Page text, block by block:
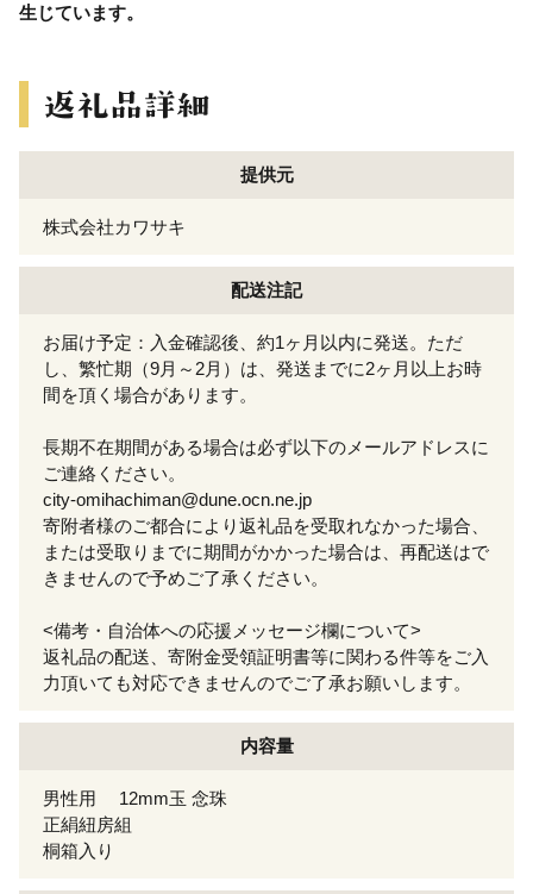
生じています。
提供元
株式会社カワサキ
配送注記
お届け予定：入金確認後、約1ヶ月以内に発送。ただ
し、繁忙期（9月～2月）は、発送までに2ヶ月以上お時
間を頂く場合があります。
長期不在期間がある場合は必ず以下のメールアドレスに
ご連絡ください。
city-omihachiman@dune.ocn.ne.jp
寄附者様のご都合により返礼品を受取れなかった場合、
または受取りまでに期間がかかった場合は、再配送はで
きませんので予めご了承ください。
<備考・自治体への応援メッセージ欄について>
返礼品の配送、寄附金受領証明書等に関わる件等をご入
力頂いても対応できませんのでご了承お願いします。
内容量
男性用 12mm玉 念珠
正絹紐房組
桐箱入り